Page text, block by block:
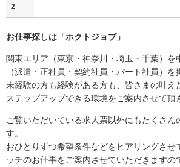
2
お仕事探しは「ホクトジョブ」
関東エリア（東京・神奈川・埼玉・千葉）を
（派遣・正社員・契約社員・パート社員）を
未経験の方も経験がある方も、皆さまの叶え
ステップアップできる環境をご案内させて頂
ご覧いただいている求人票以外にもたくさん
す。
おひとりずつ希望条件などをヒアリングさせ
ッチのお仕事をご案内させていただきますの